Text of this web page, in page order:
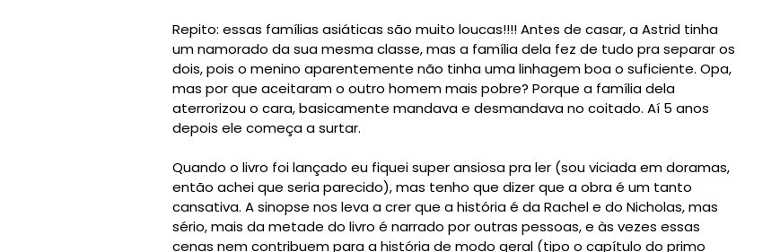
Repito: essas famílias asiáticas são muito loucas!!!! Antes de casar, a Astrid tinha
um namorado da sua mesma classe, mas a família dela fez de tudo pra separar os
dois, pois o menino aparentemente não tinha uma linhagem boa o suficiente. Opa,
mas por que aceitaram o outro homem mais pobre? Porque a família dela
aterrorizou o cara, basicamente mandava e desmandava no coitado. Aí 5 anos
depois ele começa a surtar.
Quando o livro foi lançado eu fiquei super ansiosa pra ler (sou viciada em doramas,
então achei que seria parecido), mas tenho que dizer que a obra é um tanto
cansativa. A sinopse nos leva a crer que a história é da Rachel e do Nicholas, mas
sério, mais da metade do livro é narrado por outras pessoas, e às vezes essas
cenas nem contribuem para a história de modo geral (tipo o capítulo do primo